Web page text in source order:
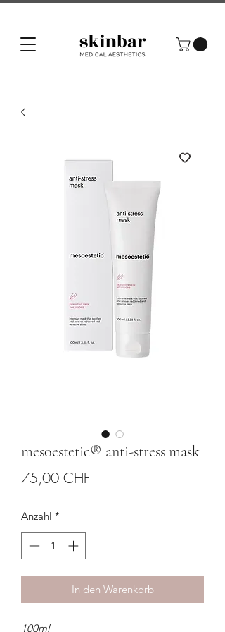
mesoestetic® anti-stress mask
75,00 CHF
Anzahl *
In den Warenkorb
100ml